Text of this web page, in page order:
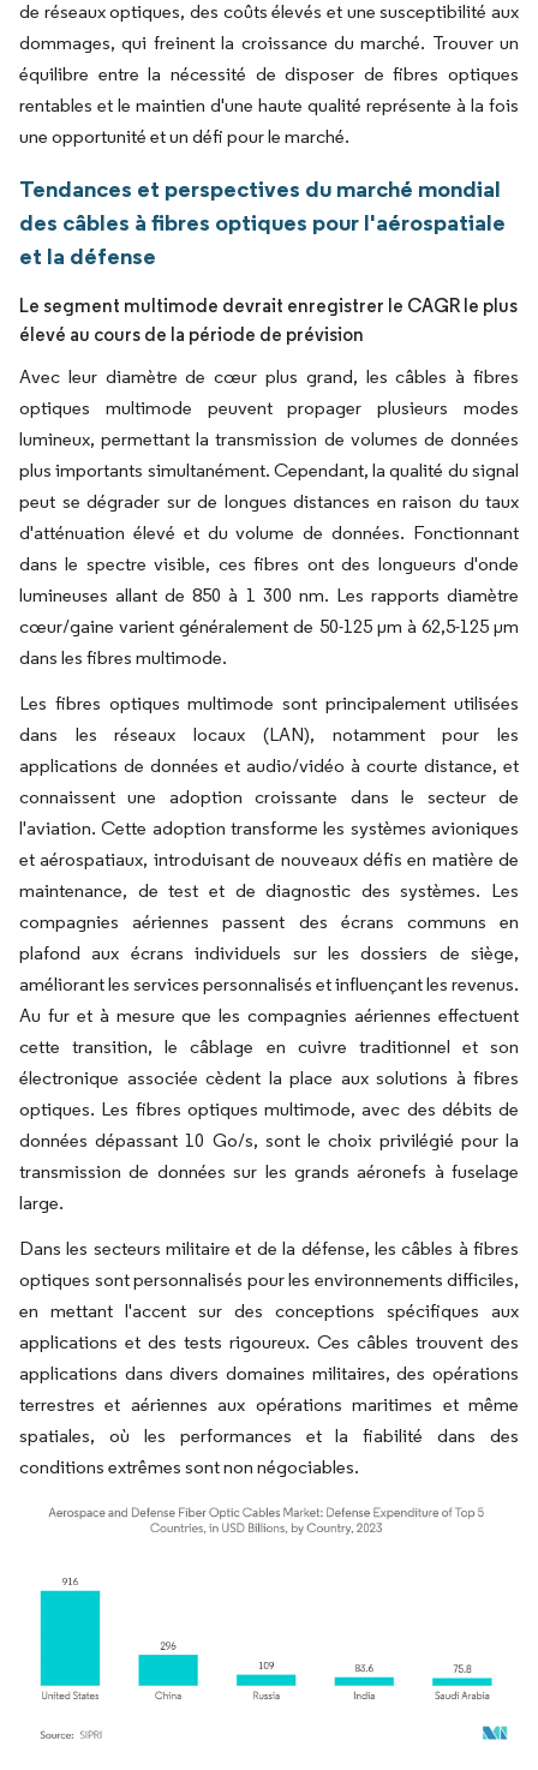
de réseaux optiques, des coûts élevés et une susceptibilité aux
dommages, qui freinent la croissance du marché. Trouver un
équilibre entre la nécessité de disposer de fibres optiques
rentables et le maintien d'une haute qualité représente à la fois
une opportunité et un défi pour le marché.
Tendances et perspectives du marché mondial
des câbles à fibres optiques pour l'aérospatiale
et la défense
Le segment multimode devrait enregistrer le CAGR le plus
élevé au cours de la période de prévision
Avec leur diamètre de cœur plus grand, les câbles à fibres
optiques multimode peuvent propager plusieurs modes
lumineux, permettant la transmission de volumes de données
plus importants simultanément. Cependant, la qualité du signal
peut se dégrader sur de longues distances en raison du taux
d'atténuation élevé et du volume de données. Fonctionnant
dans le spectre visible, ces fibres ont des longueurs d'onde
lumineuses allant de 850 à 1 300 nm. Les rapports diamètre
cœur/gaine varient généralement de 50-125 µm à 62,5-125 µm
dans les fibres multimode.
Les fibres optiques multimode sont principalement utilisées
dans les réseaux locaux (LAN), notamment pour les
applications de données et audio/vidéo à courte distance, et
connaissent une adoption croissante dans le secteur de
l'aviation. Cette adoption transforme les systèmes avioniques
et aérospatiaux, introduisant de nouveaux défis en matière de
maintenance, de test et de diagnostic des systèmes. Les
compagnies aériennes passent des écrans communs en
plafond aux écrans individuels sur les dossiers de siège,
améliorant les services personnalisés et influençant les revenus.
Au fur et à mesure que les compagnies aériennes effectuent
cette transition, le câblage en cuivre traditionnel et son
électronique associée cèdent la place aux solutions à fibres
optiques. Les fibres optiques multimode, avec des débits de
données dépassant 10 Go/s, sont le choix privilégié pour la
transmission de données sur les grands aéronefs à fuselage
large.
Dans les secteurs militaire et de la défense, les câbles à fibres
optiques sont personnalisés pour les environnements difficiles,
en mettant l'accent sur des conceptions spécifiques aux
applications et des tests rigoureux. Ces câbles trouvent des
applications dans divers domaines militaires, des opérations
terrestres et aériennes aux opérations maritimes et même
spatiales, où les performances et la fiabilité dans des
conditions extrêmes sont non négociables.